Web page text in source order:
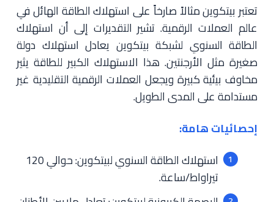
تعتبر بيتكوين مثالاً صارخاً على استهلاك الطاقة الهائل في
عالم العملات الرقمية. تشير التقديرات إلى أن استهلاك
الطاقة السنوي لشبكة بيتكوين يعادل استهلاك دولة
صغيرة مثل الأرجنتين. هذا الاستهلاك الكبير للطاقة يثير
مخاوف بيئية كبيرة ويجعل العملات الرقمية التقليدية غير
مستدامة على المدى الطويل.
إحصائيات هامة:
استهلاك الطاقة السنوي لبيتكوين: حوالي 120
تيراواط/ساعة.